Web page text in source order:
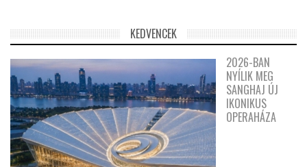
KEDVENCEK
2026-BAN
NYÍLIK MEG
SANGHAJ ÚJ
IKONIKUS
OPERAHÁZA